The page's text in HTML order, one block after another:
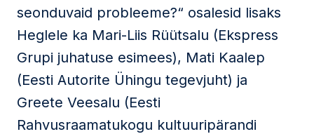
seonduvaid probleeme?“ osalesid lisaks
Heglele ka Mari-Liis Rüütsalu (Ekspress
Grupi juhatuse esimees), Mati Kaalep
(Eesti Autorite Ühingu tegevjuht) ja
Greete Veesalu (Eesti
Rahvusraamatukogu kultuuripärandi